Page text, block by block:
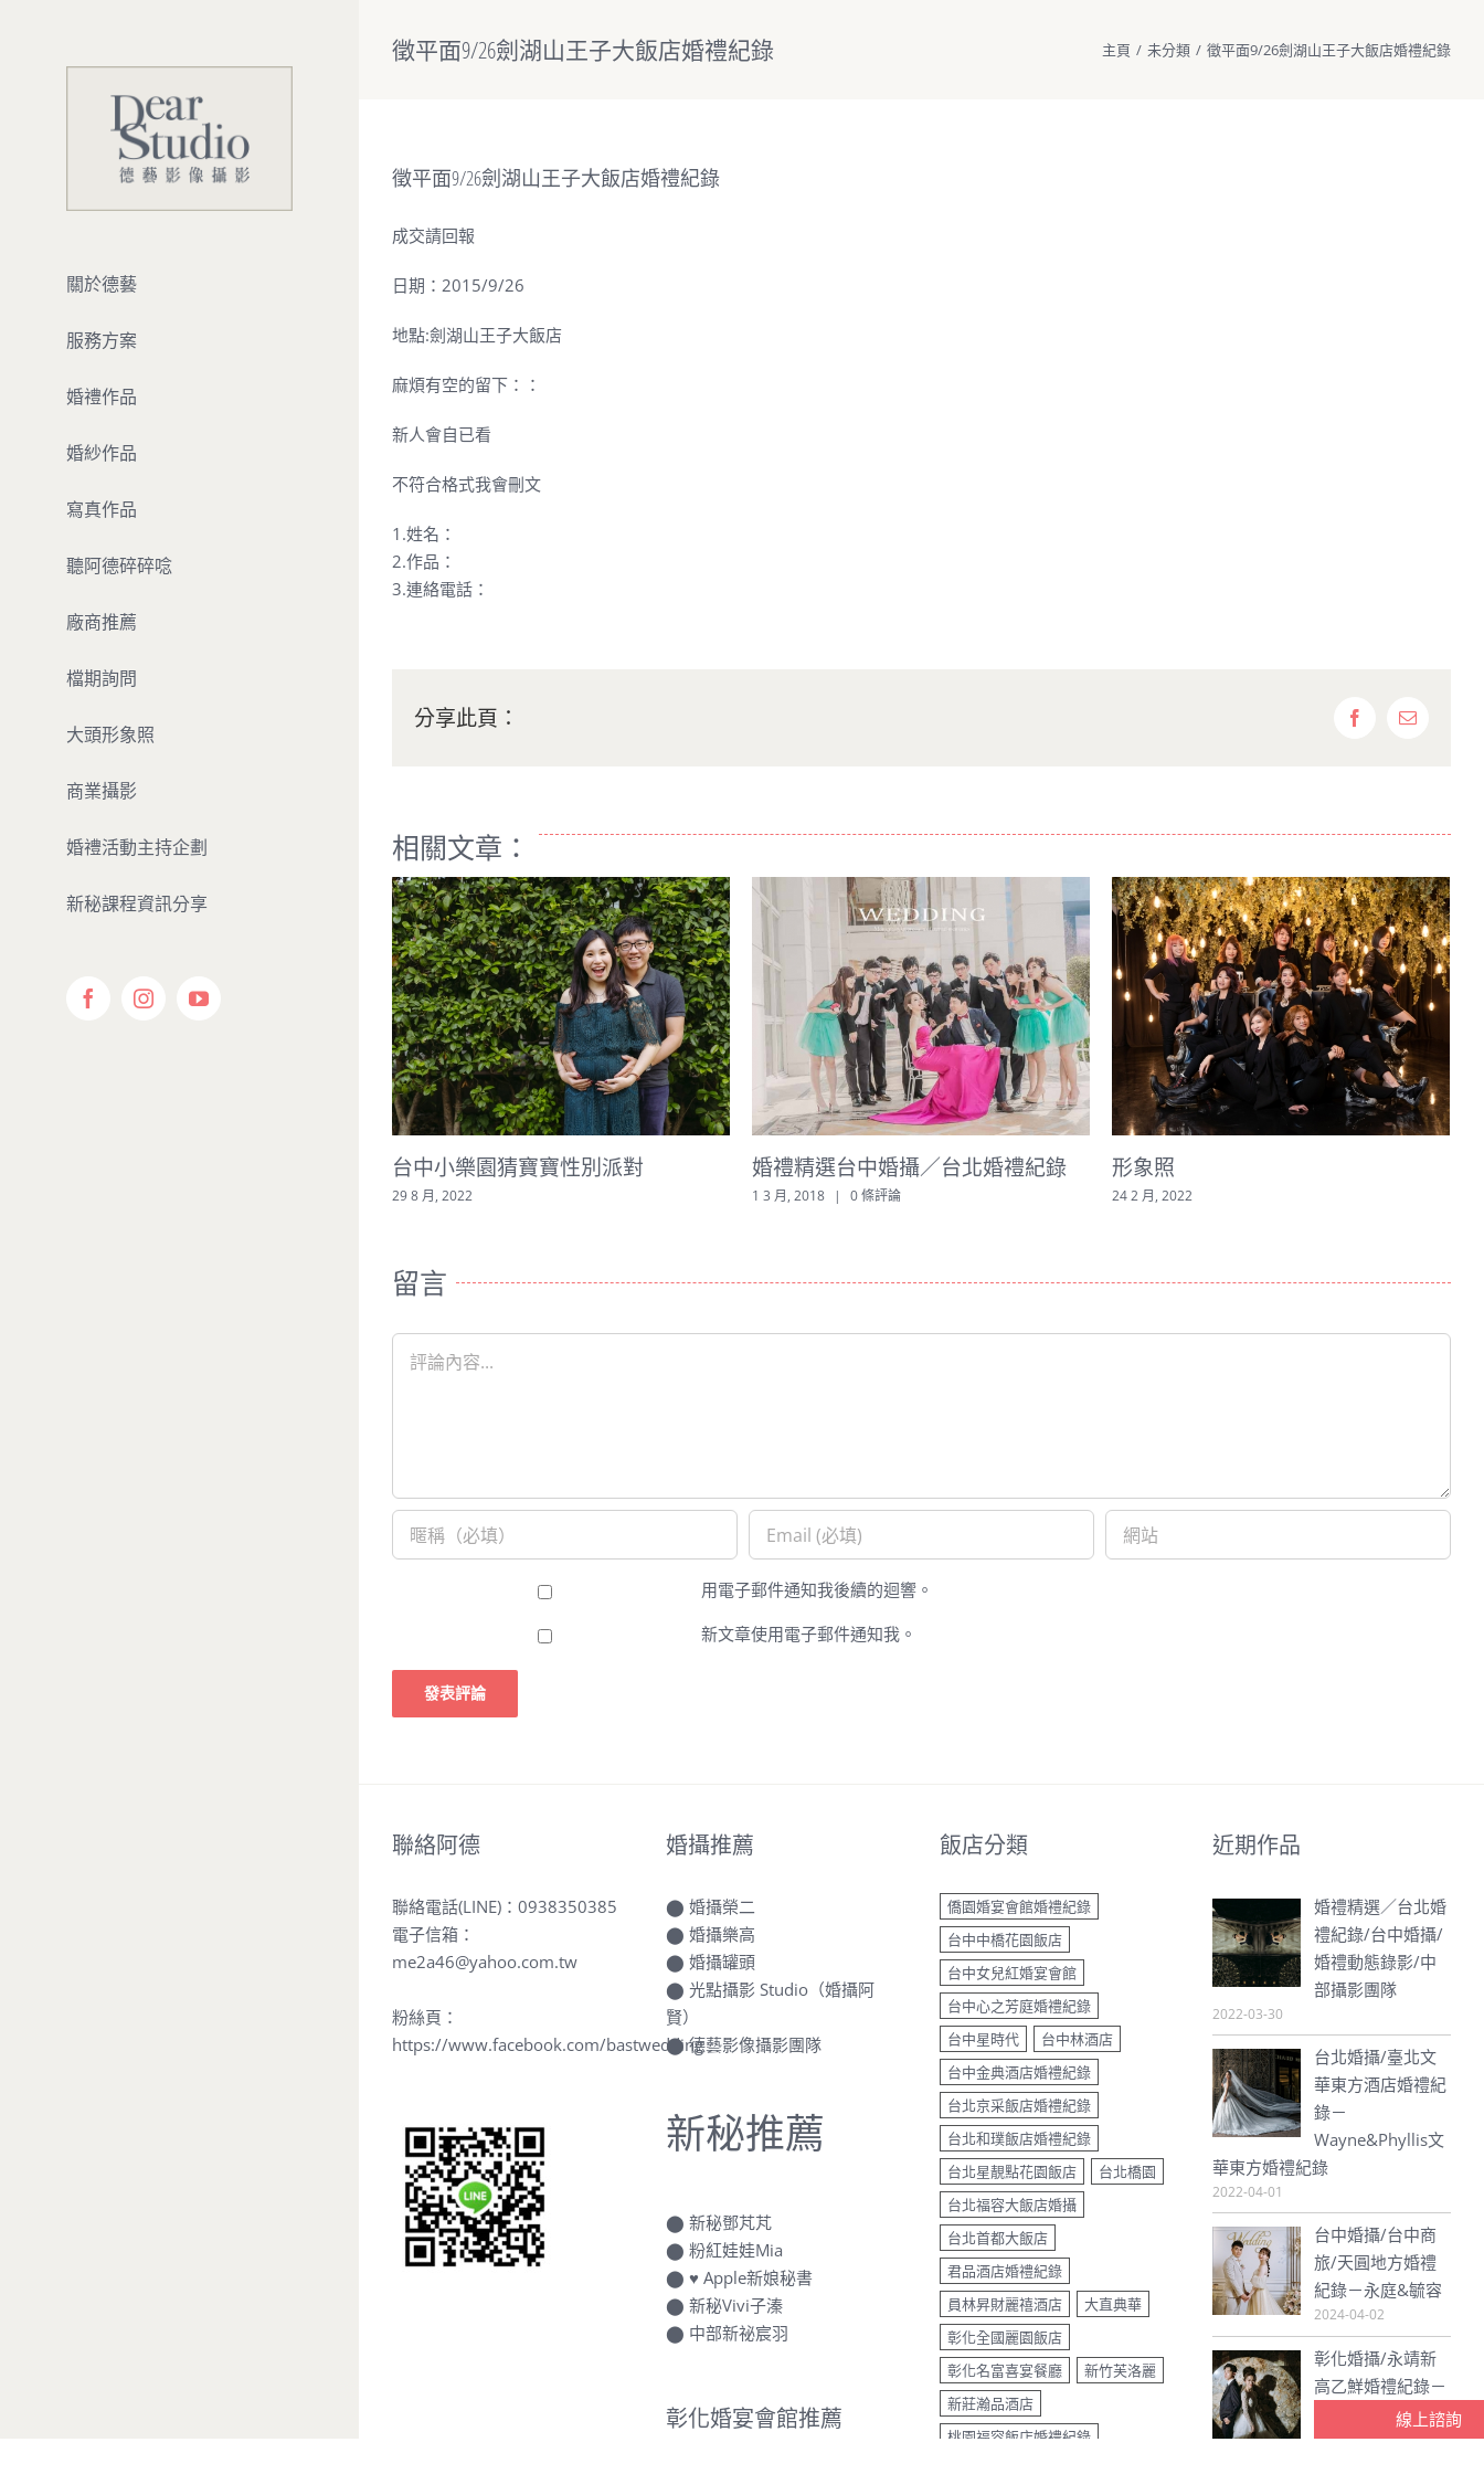
關於德藝
服務方案
婚禮作品
婚紗作品
寫真作品
聽阿德碎碎唸
廠商推薦
檔期詢問
大頭形象照
商業攝影
婚禮活動主持企劃
新秘課程資訊分享
FacebookInstagramYouTube
徵平面9/26劍湖山王子大飯店婚禮紀錄 主頁 / 未分類 / 徵平面9/26劍湖山王子大飯店婚禮紀錄
徵平面9/26劍湖山王子大飯店婚禮紀錄
成交請回報
日期：2015/9/26
地點:劍湖山王子大飯店
麻煩有空的留下：：
新人會自已看
不符合格式我會刪文
1.姓名：
2.作品：
3.連絡電話：
分享此頁： FacebookEmail:
相關文章：
台中小樂園猜寶寶性別派對 婚禮精選台中婚攝／台北婚禮紀錄
0 條評論
形象照
留言
Comment
用電子郵件通知我後續的迴響。
新文章使用電子郵件通知我。
聯絡阿德
聯絡電話(LINE)： 0938350385
電子信箱：
me2a46@yahoo.com.tw
粉絲頁：
https://www.facebook.com/bastwedding
婚攝推薦
⬤ 婚攝榮二
⬤ 婚攝樂高
⬤ 婚攝罐頭
⬤ 光點攝影 Studio（婚攝阿
賢）
⬤德藝影像攝影團隊
新秘推薦
⬤ 新秘鄧芃芃
⬤ 粉紅娃娃Mia
⬤ ♥ Apple新娘秘書
⬤ 新秘Vivi子溱
⬤ 中部新祕宸羽
彰化婚宴會館推薦
飯店分類
僑園婚宴會館婚禮紀錄
台中中橋花園飯店
台中女兒紅婚宴會館
台中心之芳庭婚禮紀錄
台中星時代
台中林酒店
台中金典酒店婚禮紀錄
台北京采飯店婚禮紀錄
台北和璞飯店婚禮紀錄
台北星靚點花園飯店
台北橋園
台北福容大飯店婚攝
台北首都大飯店
君品酒店婚禮紀錄
員林昇財麗禧酒店
大直典華
彰化全國麗園飯店
彰化名富喜宴餐廳
新竹芙洛麗
新莊瀚品酒店
近期作品
婚禮精選／台北婚
禮紀錄/台中婚攝/
婚禮動態錄影/中
部攝影團隊
2022-03-30
台北婚攝/臺北文
華東方酒店婚禮紀
錄－
Wayne&Phyllis文
華東方婚禮紀錄
2022-04-01
台中婚攝/台中商
旅/天圓地方婚禮
紀錄－永庭&毓容
2024-04-02
彰化婚攝/永靖新
高乙鮮婚禮紀錄－
線上諮詢